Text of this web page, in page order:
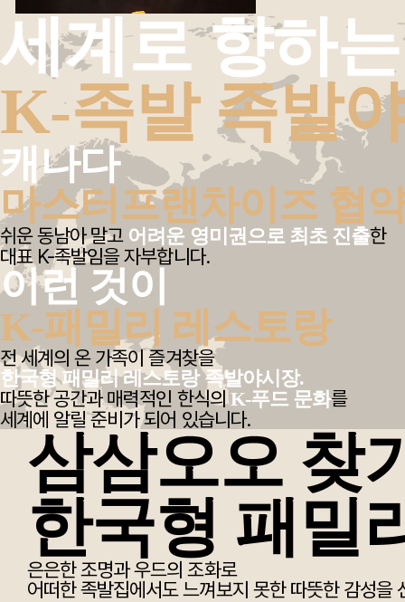
세계로 향하는
K-족발 족발
캐나다
마스터프랜차이즈 협
쉬운 동남아 말고 어려운 영미권으로 최초 진출한
대표 K-족발임을 자부합니다.
이런 것이
K-패밀리 레스토랑
전 세계의 온 가족이 즐겨찾을
한국형 패밀리 레스토랑 족발야시장.
따뜻한 공간과 매력적인 한식의K-푸드 문화를
세계에 알릴 준비가 되어 있습니다.
삼삼오오 찾
한국형 패밀
은은한 조명과 우드의 조화로
어떠한 족발집에서도 느껴보지 못한 따뜻한 감성을